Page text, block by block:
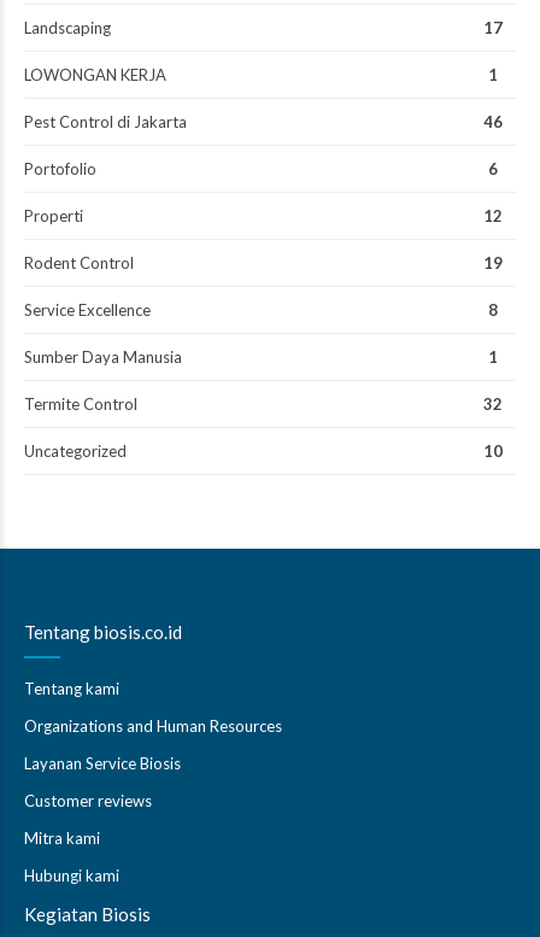
Landscaping 17
LOWONGAN KERJA 1
Pest Control di Jakarta 46
Portofolio 6
Properti 12
Rodent Control 19
Service Excellence 8
Sumber Daya Manusia 1
Termite Control 32
Uncategorized 10
Tentang biosis.co.id
Tentang kami
Organizations and Human Resources
Layanan Service Biosis
Customer reviews
Mitra kami
Hubungi kami
Kegiatan Biosis